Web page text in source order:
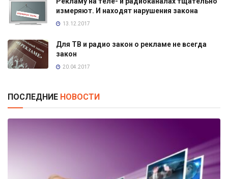
измеряют. И находят нарушения закона
13.12.2017
Для ТВ и радио закон о рекламе не всегда
закон
20.04.2017
ПОСЛЕДНИЕ НОВОСТИ